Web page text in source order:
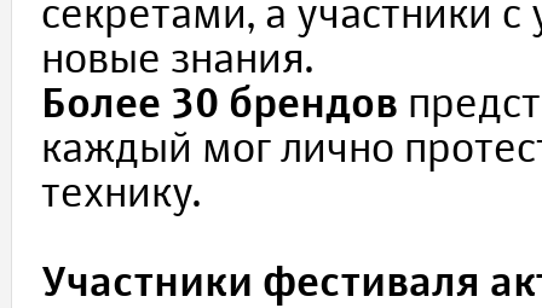
секретами, а участники
новые знания.
Более 30 брендов
каждый мог лично
технику.
Участники фестиваля